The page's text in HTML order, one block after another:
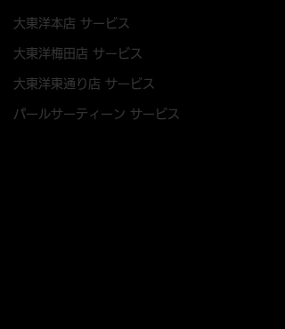
大東洋本店 サービス
大東洋梅田店 サービス
大東洋東通り店 サービス
パールサーティーン サービス